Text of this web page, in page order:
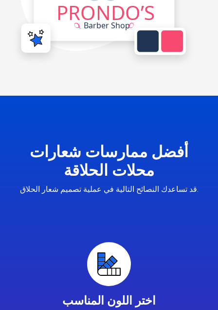
أفضل ممارسات شعارات
محلات الحلاقة
قد تساعدك النصائح التالية في عملية تصميم شعار الحلاق.
اختر اللون المناسب